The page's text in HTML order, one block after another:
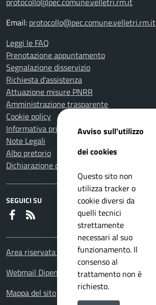
Email: protocollo@pec.comune.velletri.rm.it
Leggi le FAQ
Prenotazione appuntamento
Segnalazione disservizio
Richiesta d'assistenza
Attuazione misure PNRR
Amministrazione trasparente
Cookie policy
Informativa privacy
Note Legali
Albo pretorio
Dichiarazione di accessibilità
SEGUICI SU
Faceboook
Area riservata Dipendenti
Webmail Dipendenti
Mappa del sito
Avviso sull'utilizzo
dei cookies
Questo sito non
utilizza tracker o
cookie diversi da
quelli tecnici
strettamente
necessari al suo
funzionamento. Il
consenso al
trattamento non è
richiesto.